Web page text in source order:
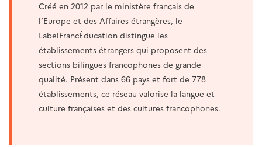
Créé en 2012 par le ministère français de
l’Europe et des Affaires étrangères, le
LabelFrancÉducation distingue les
établissements étrangers qui proposent des
sections bilingues francophones de grande
qualité. Présent dans 66 pays et fort de 778
établissements, ce réseau valorise la langue et
culture françaises et des cultures francophones.